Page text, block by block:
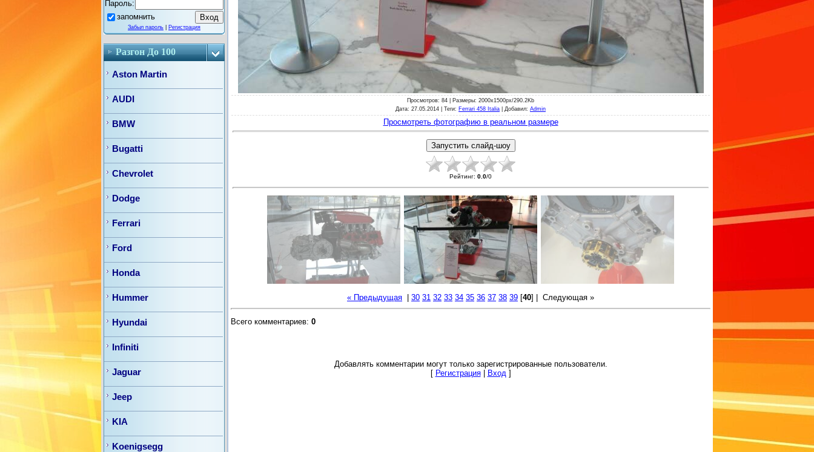
Пароль:
запомнить
Забыл пароль Регистрация
Разгон До 100
Aston Martin
AUDI
BMW
Bugatti
Chevrolet
Dodge
Ferrari
Ford
Honda
Hummer
Hyundai
Infiniti
Jaguar
Jeep
KIA
Koenigsegg
Просмотров: 84 | Размеры: 2000x1500px/290.2Kb
Дата: 27.05.2014 | Теги: Ferrari 458 Italia Добавил: Admin
Просмотреть фотографию в реальном размере
Рейтинг: 0.0/0
« Предыдущая 30 31 32 33 34 35 36 37 38 39 [40] | Следующая »
Всего комментариев: 0
Добавлять комментарии могут только зарегистрированные пользователи.
[ Регистрация| Вход ]